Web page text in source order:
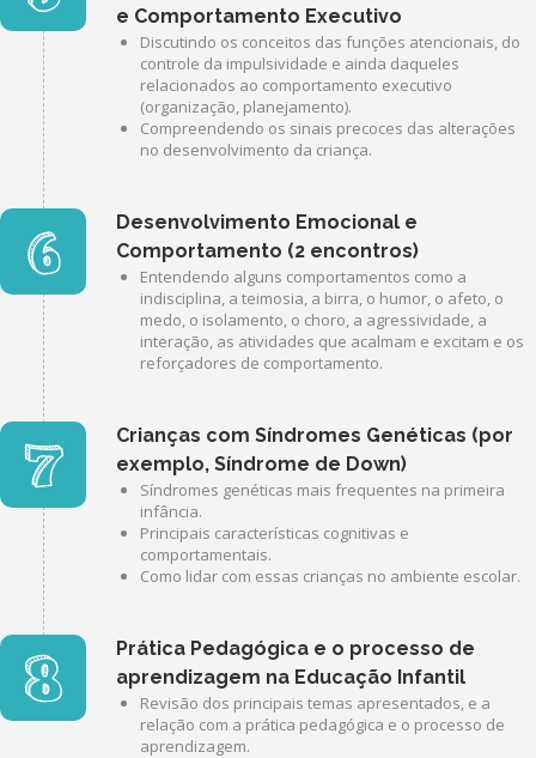
e Comportamento Executivo
Discutindo os conceitos das funções atencionais, do
controle da impulsividade e ainda daqueles
relacionados ao comportamento executivo
(organização, planejamento).
Compreendendo os sinais precoces das alterações
no desenvolvimento da criança.
Desenvolvimento Emocional e
Comportamento (2 encontros)
Entendendo alguns comportamentos como a
indisciplina, a teimosia, a birra, o humor, o afeto, o
medo, o isolamento, o choro, a agressividade, a
interação, as atividades que acalmam e excitam e os
reforçadores de comportamento.
Crianças com Síndromes Genéticas (por
exemplo, Síndrome de Down)
Síndromes genéticas mais frequentes na primeira
infância.
Principais características cognitivas e
comportamentais.
Como lidar com essas crianças no ambiente escolar.
Prática Pedagógica e o processo de
aprendizagem na Educação Infantil
Revisão dos principais temas apresentados, e a
relação com a prática pedagógica e o processo de
aprendizagem.